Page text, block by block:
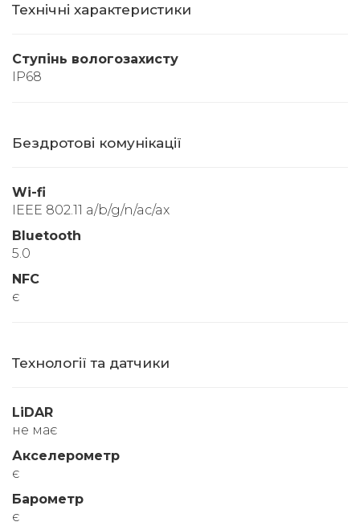
Технічні характеристики
Ступінь вологозахисту
IP68
Бездротові комунікації
Wi-fi
IEEE 802.11 a/b/g/n/ac/ax
Bluetooth
5.0
NFC
є
Технології та датчики
LiDAR
не має
Акселерометр
є
Барометр
є